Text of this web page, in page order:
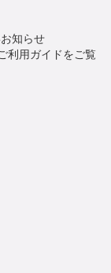
知らせ
利用ガイドをご覧